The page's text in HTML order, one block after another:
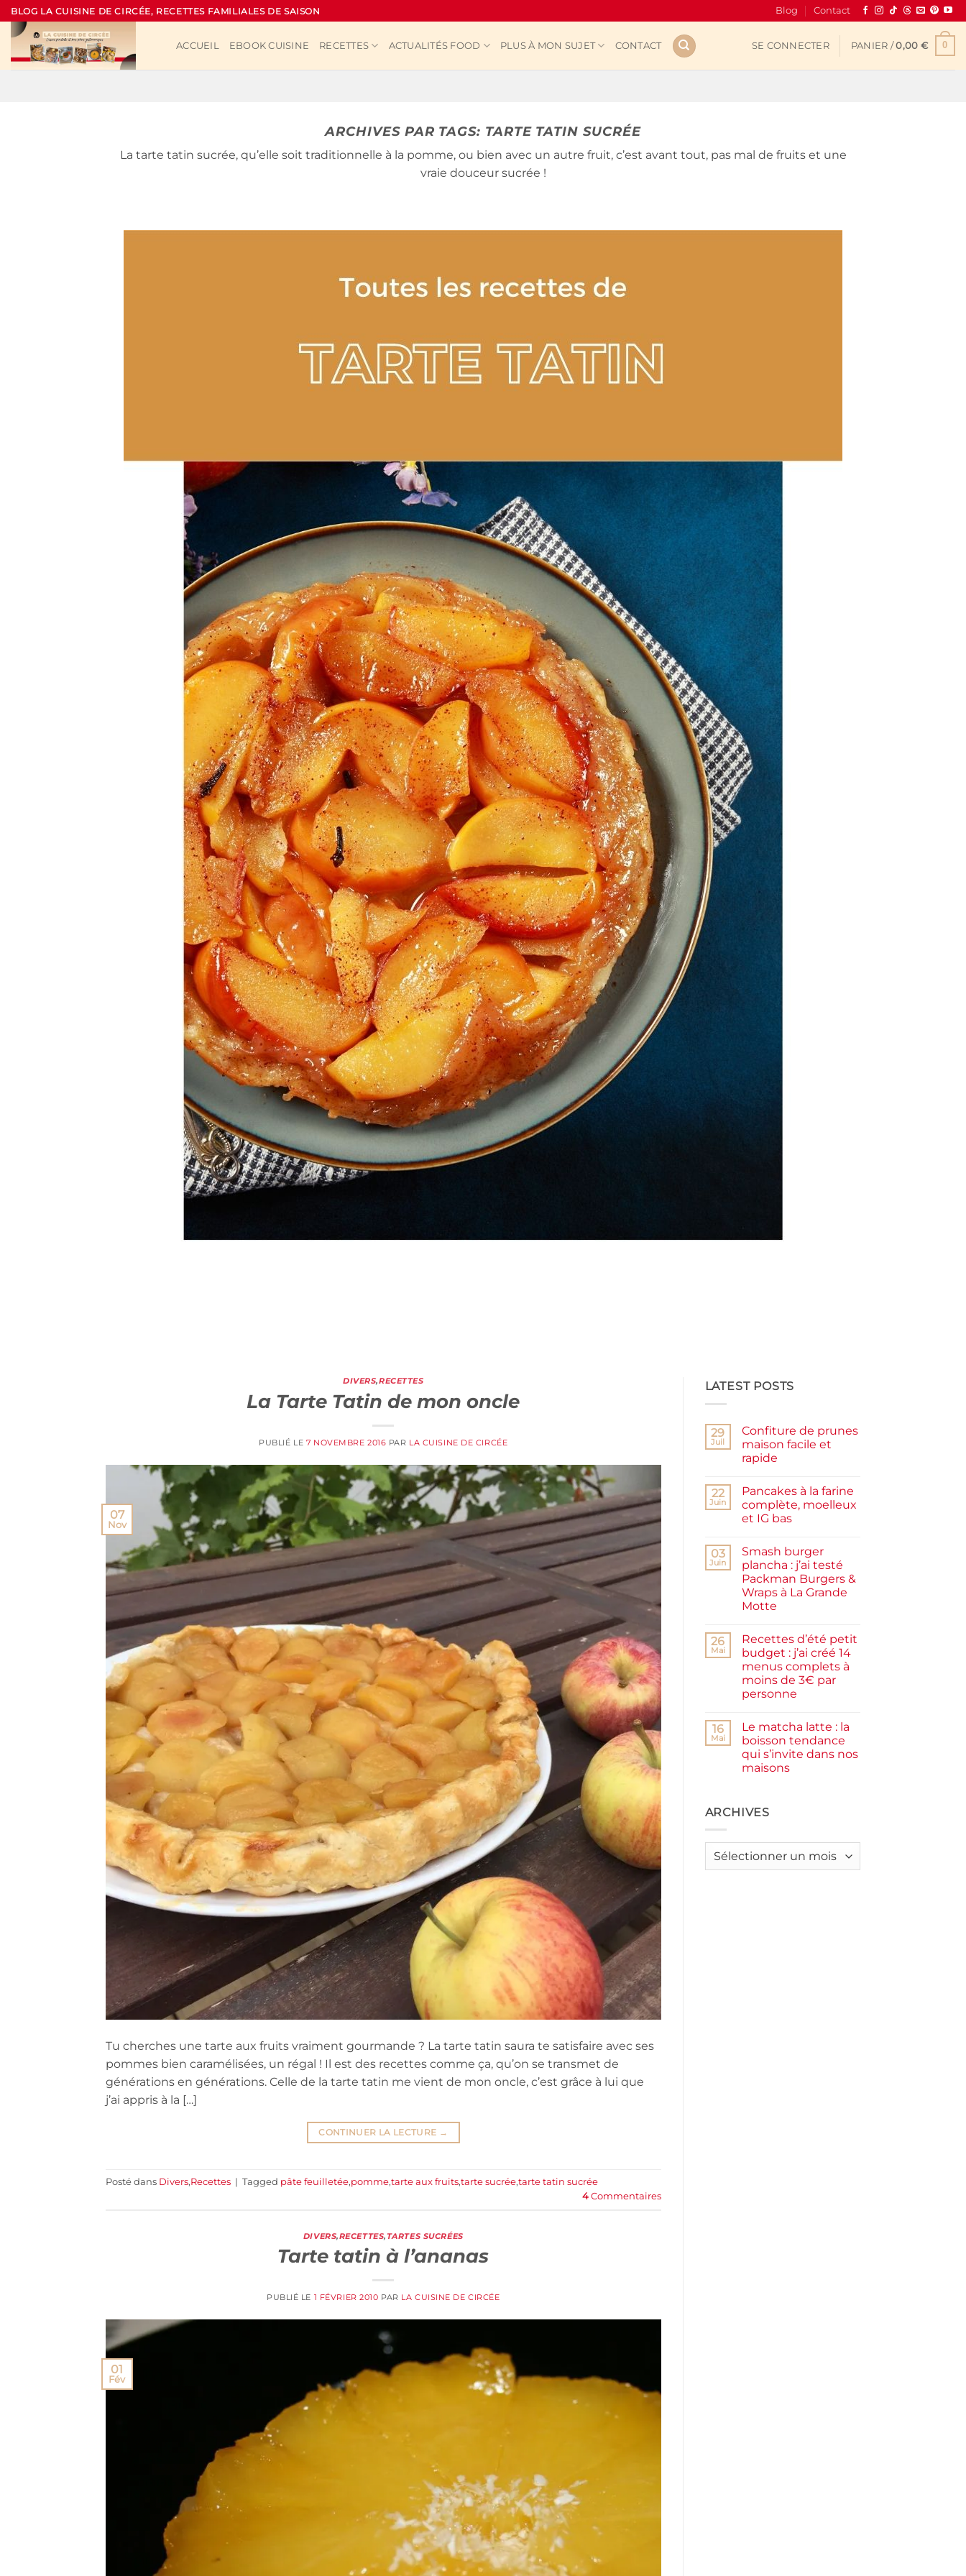
Passer
au
contenu
BLOG LA CUISINE DE CIRCÉE, RECETTES FAMILIALES DE SAISON Blog Contact
ACCUEIL EBOOK CUISINE RECETTES ACTUALITÉS FOOD PLUS À MON SUJET CONTACT SE CONNECTER PANIER /0,00 € 0
ARCHIVES PAR TAGS: TARTE TATIN SUCRÉE
La tarte tatin sucrée, qu’elle soit traditionnelle à la pomme, ou bien avec un autre fruit, c’est avant tout, pas mal de fruits et une
vraie douceur sucrée !
DIVERS,RECETTES
La Tarte Tatin de mon oncle
PUBLIÉ LE 7 NOVEMBRE 2016 PAR LA CUISINE DE CIRCÉE
07
Nov
Tu cherches une tarte aux fruits vraiment gourmande ? La tarte tatin saura te satisfaire avec ses
pommes bien caramélisées, un régal ! Il est des recettes comme ça, qu’on se transmet de
générations en générations. Celle de la tarte tatin me vient de mon oncle, c’est grâce à lui que
j’ai appris à la […]
CONTINUER LA LECTURE →
Posté dans Divers,Recettes | Tagged pâte feuilletée,pomme,tarte aux fruits,tarte sucrée,tarte tatin sucrée
4Commentaires
DIVERS,RECETTES,TARTES SUCRÉES
Tarte tatin à l’ananas
PUBLIÉ LE 1 FÉVRIER 2010 PAR LA CUISINE DE CIRCÉE
01
Fév
LATEST POSTS
29
Juil
Confiture de prunes
maison facile et
rapide
sur
Confiture
de
prunes
et
rapide
22
Juin
Pancakes à la farine
complète, moelleux
et IG bas
sur
Pancakes
à
la
farine
complète,
moelleux
bas
03
Juin
Smash burger
plancha : j’ai testé
Packman Burgers &
Wraps à La Grande
Motte
sur
Smash
burger
plancha :
j’ai
testé
Packman
à
La
Grande
Motte
26
Mai
Recettes d’été petit
budget : j’ai créé 14
menus complets à
moins de 3€ par
personne
sur
Recettes
d’été
petit
budget
menus
3€
16
Mai
Le matcha latte : la
boisson tendance
qui s’invite dans nos
maisons
Le
matcha
boisson
ARCHIVES
Archives